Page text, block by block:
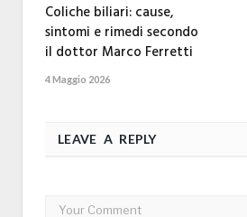
Coliche biliari: cause,
sintomi e rimedi secondo
il dottor Marco Ferretti
4 Maggio 2026
LEAVE A REPLY